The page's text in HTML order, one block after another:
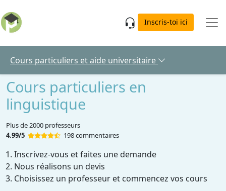
Inscris-toi ici
Cours particuliers et aide universitaire
Cours particuliers en
linguistique
Plus de 2000 professeurs
4.99/5
198 commentaires
Inscrivez-vous et faites une demande
Nous réalisons un devis
Choisissez un professeur et commencez vos cours